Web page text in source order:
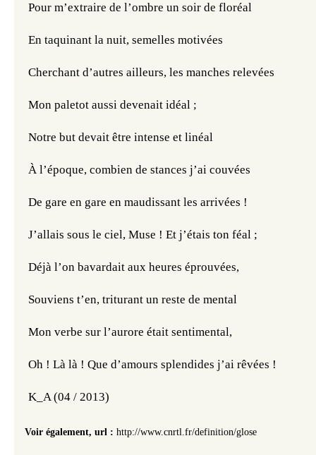
Pour m’extraire de l’ombre un soir de floréal
En taquinant la nuit, semelles motivées
Cherchant d’autres ailleurs, les manches relevées
Mon paletot aussi devenait idéal ;
Notre but devait être intense et linéal
À l’époque, combien de stances j’ai couvées
De gare en gare en maudissant les arrivées !
J’allais sous le ciel, Muse ! Et j’étais ton féal ;
Déjà l’on bavardait aux heures éprouvées,
Souviens t’en, triturant un reste de mental
Mon verbe sur l’aurore était sentimental,
Oh ! Là là ! Que d’amours splendides j’ai rêvées !
K_A (04 / 2013)
Voir également, url : http://www.cnrtl.fr/definition/glose